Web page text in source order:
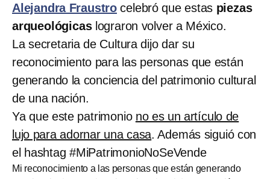
Alejandra Fraustro celebró que estas piezas
arqueológicaslograron volver a México.
La secretaria de Cultura dijo dar su
reconocimiento para las personas que están
generando la conciencia del patrimonio cultural
de una nación.
Ya que este patrimonio no es un artículo de
lujo para adornar una casa. Además siguió con
el hashtag #MiPatrimonioNoSeVende
Mi reconocimiento a las personas que están generando